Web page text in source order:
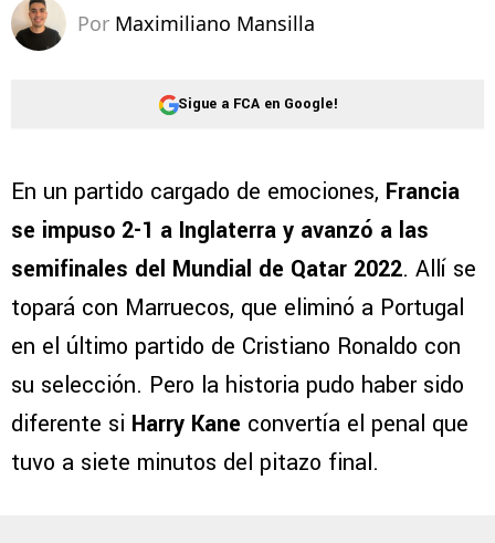
Por Maximiliano Mansilla
Sigue a FCA en Google!
En un partido cargado de emociones, Francia
se impuso 2-1 a Inglaterra y avanzó a las
semifinales del Mundial de Qatar 2022. Allí se
topará con Marruecos, que eliminó a Portugal
en el último partido de Cristiano Ronaldo con
su selección. Pero la historia pudo haber sido
diferente si Harry Kane convertía el penal que
tuvo a siete minutos del pitazo final.